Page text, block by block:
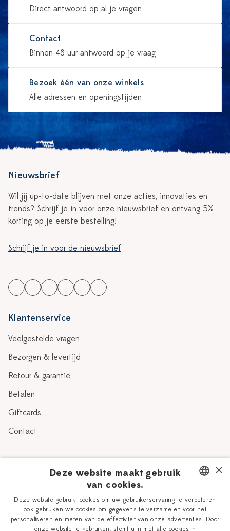
Direct antwoord op al je vragen
Contact
Binnen 48 uur antwoord op je vraag
Bezoek één van onze winkels
Alle adressen en openingstijden
Nieuwsbrief
Wil jij up-to-date blijven met onze acties, innovaties en
trends? Schrijf je in voor onze nieuwsbrief en ontvang 5%
korting op je eerste bestelling!
Schrijf je in voor de nieuwsbrief
Klantenservice
Veelgestelde vragen
Bezorgen & levertijd
Retour & garantie
Betalen
Giftcards
Contact
Verhaal
Onze plateelschilders
Delfts Blauw
Workshops
Vacatures
DUTCH
ENGLISH
×
Deze website maakt gebruik
van cookies.
Deze website gebruikt cookies om uw gebruikerservaring te verbeteren
ook gebruiken we cookies om gegevens te verzamelen voor het
personaliseren en meten van de effectiviteit van onze advertenties. Door
onze website te gebruiken, stemt u in met alle cookies in